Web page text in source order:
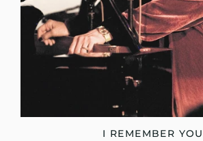
I REMEMBER YOU